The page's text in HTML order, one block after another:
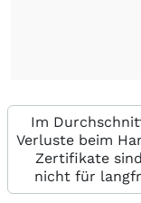
Im
Verluste beim
Zertifikate
nicht für